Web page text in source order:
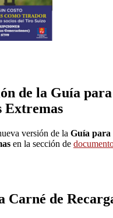
de la Guía
Extremas
versión de la Guía para
en la sección de
Carné de